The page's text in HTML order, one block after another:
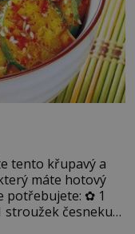
tento křupavý a
máte hotový
potřebujete: ✿ 1
česneku